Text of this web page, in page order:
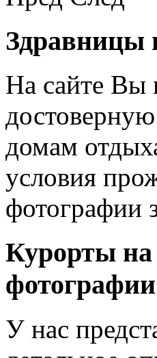
Здравницы
На сайте Вы
домам
условия
фотографии
Курорты на
фотографии
У нас